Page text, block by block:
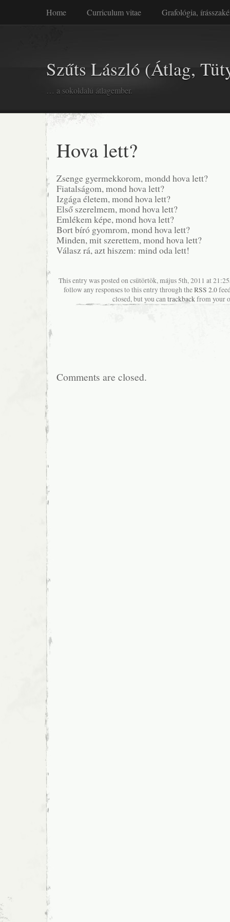
Home Curriculum vitae Grafológia,
… a sokoldalú átlagember.
Szűts László (Átlag,
Hova lett?
Zsenge gyermekkorom, mondd hova lett?
Fiatalságom, mond hova lett?
Izgága életem, mond hova lett?
Első szerelmem, mond hova lett?
Emlékem képe, mond hova lett?
Bort bíró gyomrom, mond hova lett?
Minden, mit szerettem, mond hova lett?
Válasz rá, azt hiszem: mind oda lett!
This entry was posted on csütörtök, május 5th, 2011 at
follow any responses to this entry through theRSS 2.0
closed, but you cantrackbackfrom your
Comments are closed.